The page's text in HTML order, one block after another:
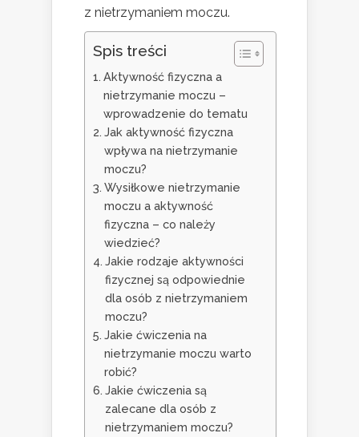
z nietrzymaniem moczu.
Spis treści
Aktywność fizyczna a
nietrzymanie moczu –
wprowadzenie do tematu
Jak aktywność fizyczna
wpływa na nietrzymanie
moczu?
Wysiłkowe nietrzymanie
moczu a aktywność
fizyczna – co należy
wiedzieć?
Jakie rodzaje aktywności
fizycznej są odpowiednie
dla osób z nietrzymaniem
moczu?
Jakie ćwiczenia na
nietrzymanie moczu warto
robić?
Jakie ćwiczenia są
zalecane dla osób z
nietrzymaniem moczu?